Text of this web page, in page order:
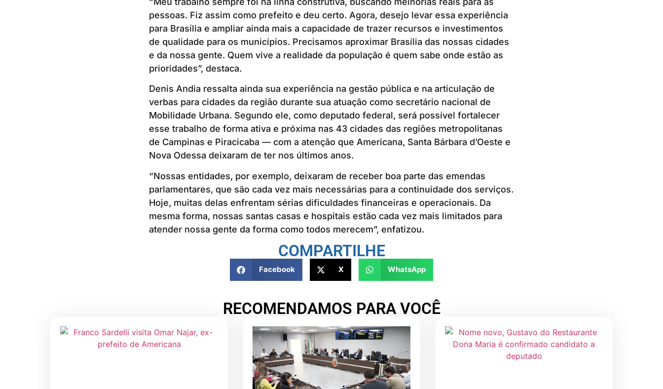
pessoas. Fiz assim como prefeito e deu certo. Agora, desejo levar essa experiência
para Brasília e ampliar ainda mais a capacidade de trazer recursos e investimentos
de qualidade para os municípios. Precisamos aproximar Brasília das nossas cidades
e da nossa gente. Quem vive a realidade da população é quem sabe onde estão as
prioridades”, destaca.
Denis Andia ressalta ainda sua experiência na gestão pública e na articulação de
verbas para cidades da região durante sua atuação como secretário nacional de
Mobilidade Urbana. Segundo ele, como deputado federal, será possível fortalecer
esse trabalho de forma ativa e próxima nas 43 cidades das regiões metropolitanas
de Campinas e Piracicaba — com a atenção que Americana, Santa Bárbara d’Oeste e
Nova Odessa deixaram de ter nos últimos anos.
“Nossas entidades, por exemplo, deixaram de receber boa parte das emendas
parlamentares, que são cada vez mais necessárias para a continuidade dos serviços.
Hoje, muitas delas enfrentam sérias dificuldades financeiras e operacionais. Da
mesma forma, nossas santas casas e hospitais estão cada vez mais limitados para
atender nossa gente da forma como todos merecem”, enfatizou.
COMPARTILHE
Facebook X WhatsApp
RECOMENDAMOS PARA VOCÊ